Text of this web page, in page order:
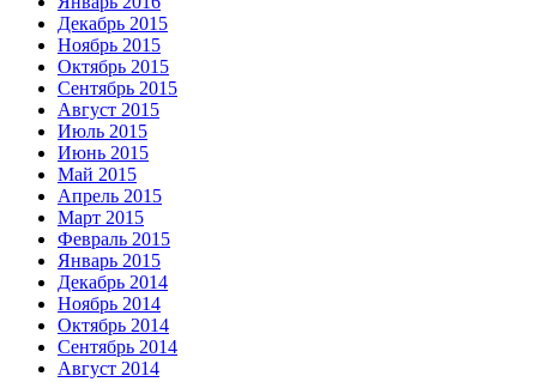
Декабрь 2015
Ноябрь 2015
Октябрь 2015
Сентябрь 2015
Август 2015
Июль 2015
Июнь 2015
Май 2015
Апрель 2015
Март 2015
Февраль 2015
Январь 2015
Декабрь 2014
Ноябрь 2014
Октябрь 2014
Сентябрь 2014
Август 2014